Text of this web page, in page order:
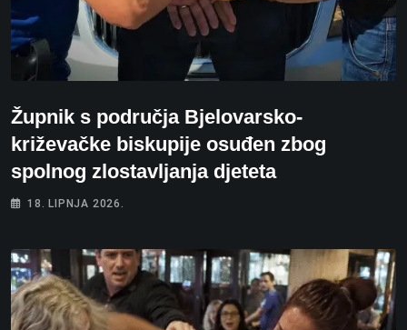
Župnik s područja Bjelovarsko-
križevačke biskupije osuđen zbog
spolnog zlostavljanja djeteta
18. LIPNJA 2026.